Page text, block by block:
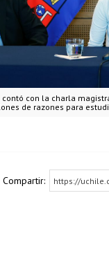
con la charla
de razones para
Compartir: https://